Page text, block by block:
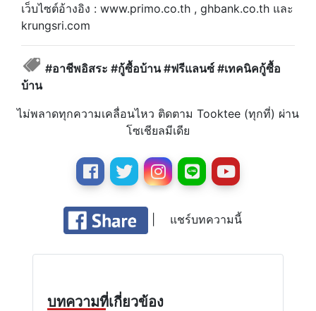
เว็บไซต์อ้างอิง : www.primo.co.th , ghbank.co.th และ
krungsri.com
#อาชีพอิสระ #กู้ซื้อบ้าน #ฟรีแลนซ์ #เทคนิคกู้ซื้อ
บ้าน
ไม่พลาดทุกความเคลื่อนไหว ติดตาม Tooktee (ทุกที่) ผ่าน
โซเชียลมีเดีย
แชร์บทความนี้
บทความที่เกี่ยวข้อง